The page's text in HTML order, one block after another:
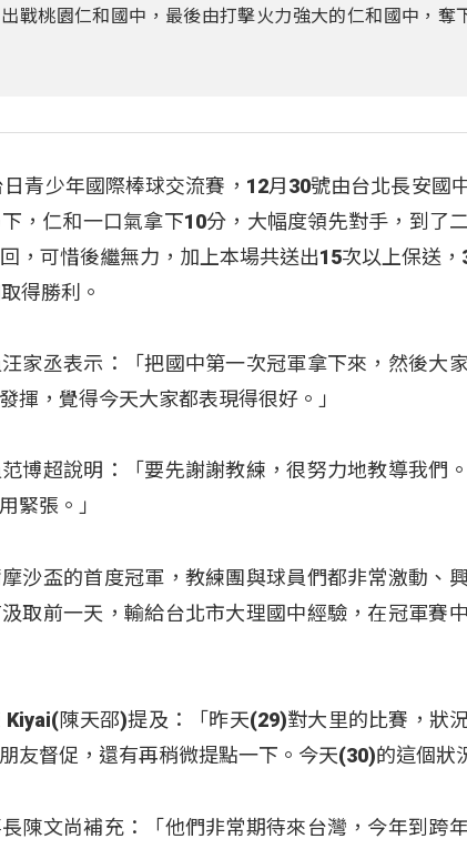
戰桃園仁和國中，最後由打擊火力強大的仁和國中，奪
青少年國際棒球交流賽，12月30號由台北長安國
，仁和一口氣拿下10分，大幅度領先對手，到了
，可惜後繼無力，加上本場共送出15次以上保送，
得勝利。
家丞表示：「把國中第一次冠軍拿下來，然後大
揮，覺得今天大家都表現得很好。」
博超說明：「要先謝謝教練，很努力地教導我們
緊張。」
沙盃的首度冠軍，教練團與球員們都非常激動、
取前一天，輸給台北市大理國中經驗，在冠軍賽
陳天邵)提及：「昨天(29)對大里的比賽，狀
友督促，還有再稍微提點一下。今天(30)的這個狀
陳文尚補充：「他們非常期待來台灣，今年到跨